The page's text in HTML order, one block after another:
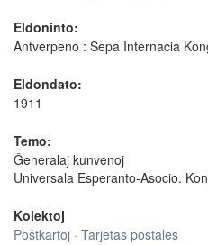
Eldoninto:
Antverpeno : Sepa Internacia
Eldondato:
1911
Temo:
Ĝeneralaj kunvenoj
Universala Esperanto-Asocio.
Kolektoj
Poŝtkartoj · Tarjetas postales